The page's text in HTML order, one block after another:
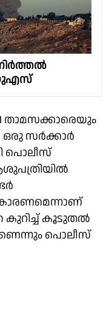
യുഎസ്
താമസക്കാരെയും
സർക്കാർ
പൊലീസ്
കാരണമെന്നാണ്
കുറിച്ച് കൂടുതൽ
പൊലീസ്